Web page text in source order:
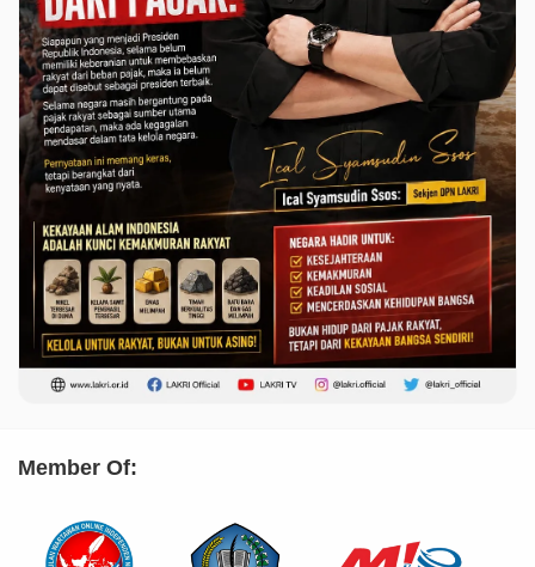
Member Of: